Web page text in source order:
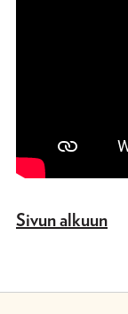
Sivun alkuun